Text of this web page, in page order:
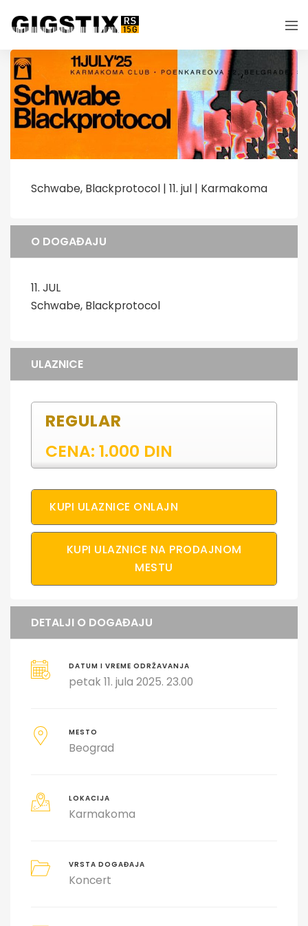
Schwabe, Blackprotocol | 11. jul | Karmakoma
O DOGAĐAJU
11. JUL
Schwabe, Blackprotocol
ULAZNICE
REGULAR
CENA: 1.000 DIN
KUPI ULAZNICE ONLAJN
KUPI ULAZNICE NA PRODAJNOM
MESTU
DETALJI O DOGAĐAJU
DATUM I VREME ODRŽAVANJA
petak 11. jula 2025. 23.00
MESTO
Beograd
LOKACIJA
Karmakoma
VRSTA DOGAĐAJA
Koncert